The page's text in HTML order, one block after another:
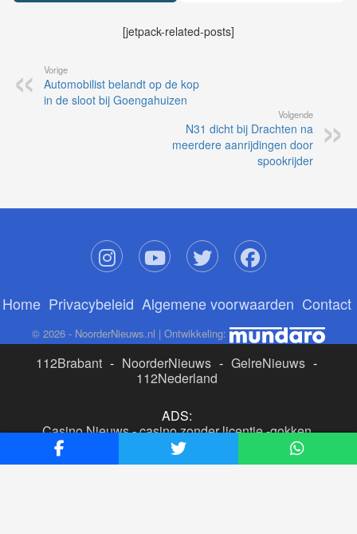
[jetpack-related-posts]
Vorige
Automobilist belandt op de kop
in de sloot bij Goengahuizen
Volgende
N31 dicht bij Drachten na
meerdere aanrijdingen door
spookrijder
Home Privacybeleid Algemene voorwaarden Contact
© 2026 - NoorderNieuws.nl | Ontwikkeling:
112Brabant - NoorderNieuws - GelreNieuws -
112Nederland
ADS:
Casino Nieuws-casino zonder licentie-gokken
buitenlandse site
beste online casino nederland